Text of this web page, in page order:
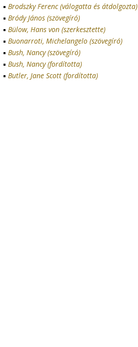
Brodszky Ferenc (válogatta és átdolgozta)
Bródy János (szövegíró)
Bülow, Hans von (szerkesztette)
Buonarroti, Michelangelo (szövegíró)
Bush, Nancy (szövegíró)
Bush, Nancy (fordította)
Butler, Jane Scott (fordította)